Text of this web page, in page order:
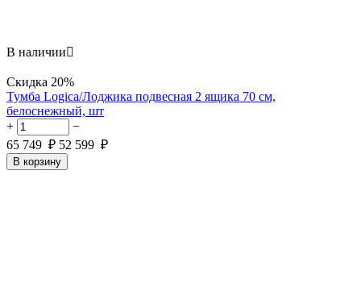
В наличии
Скидка 20%
Тумба Logica/Лоджика подвесная 2 ящика 70 см,
белоснежный, шт
+
−
65 749 ₽ 52 599 ₽
В корзину